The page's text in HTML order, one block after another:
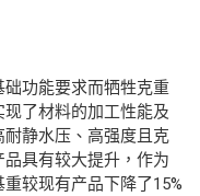
功能要求而牺牲克重
了材料的加工性能及
静水压、高强度且克
具有较大提升，作为
较现有产品下降了15%